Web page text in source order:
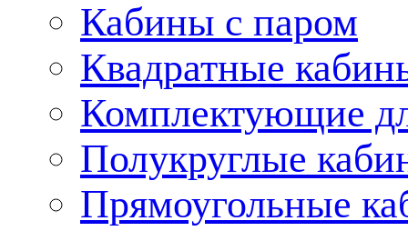
Кабины с паром
Квадратные
Комплектующие
Полукруглые
Прямоугольные